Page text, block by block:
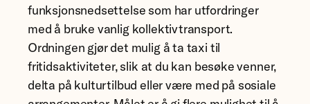
funksjonsnedsettelse som har utfordringer
med å bruke vanlig kollektivtransport.
Ordningen gjør det mulig å ta taxi til
fritidsaktiviteter, slik at du kan besøke venner,
delta på kulturtilbud eller være med på sosiale